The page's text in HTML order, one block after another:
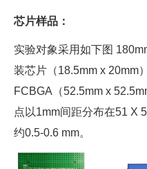
芯片样品：
实验对象采用如下图
装芯片（18.5mm x 20mm
FCBGA（52.5mm x
点以1mm间距分布在51 X
约0.5-0.6 mm。